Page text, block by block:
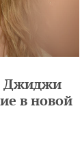
Джиджи
в новой